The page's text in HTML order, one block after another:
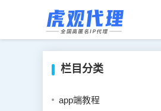
栏目分类
app端教程